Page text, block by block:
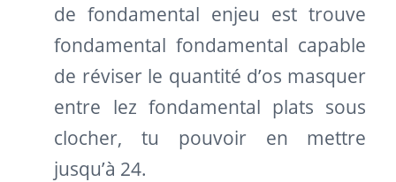
de fondamental enjeu est trouve
fondamental fondamental capable
de réviser le quantité d’os masquer
entre lez fondamental plats sous
clocher, tu pouvoir en mettre
jusqu’à 24.